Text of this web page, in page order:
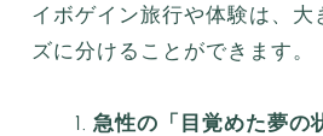
イボゲイン旅行や体験は、大
ズに分けることができます。
急性の「目覚めた夢の